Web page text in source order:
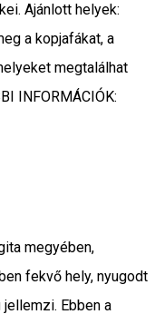
Ajánlott helyek:
a kopjafákat, a
megtalálhat
INFORMÁCIÓK:
megyében,
fekvő hely, nyugodt
Ebben a